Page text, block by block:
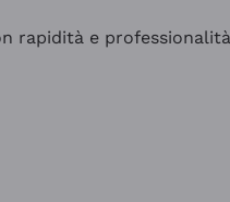
rapidità e professionalità